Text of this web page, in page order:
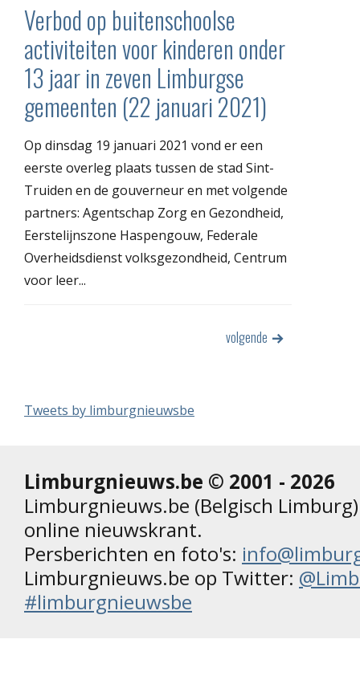
Verbod op buitenschoolse
activiteiten voor kinderen onder
13 jaar in zeven Limburgse
gemeenten (22 januari 2021)
Op dinsdag 19 januari 2021 vond er een
eerste overleg plaats tussen de stad Sint-
Truiden en de gouverneur en met volgende
partners: Agentschap Zorg en Gezondheid,
Eerstelijnszone Haspengouw, Federale
Overheidsdienst volksgezondheid, Centrum
voor leer...
volgende
Tweets by limburgnieuwsbe
Limburgnieuws.be © 2001 - 2026
Limburgnieuws.be (Belgisch
online nieuwskrant.
Persberichten en foto's:
Limburgnieuws.be op Twitter:
#limburgnieuwsbe